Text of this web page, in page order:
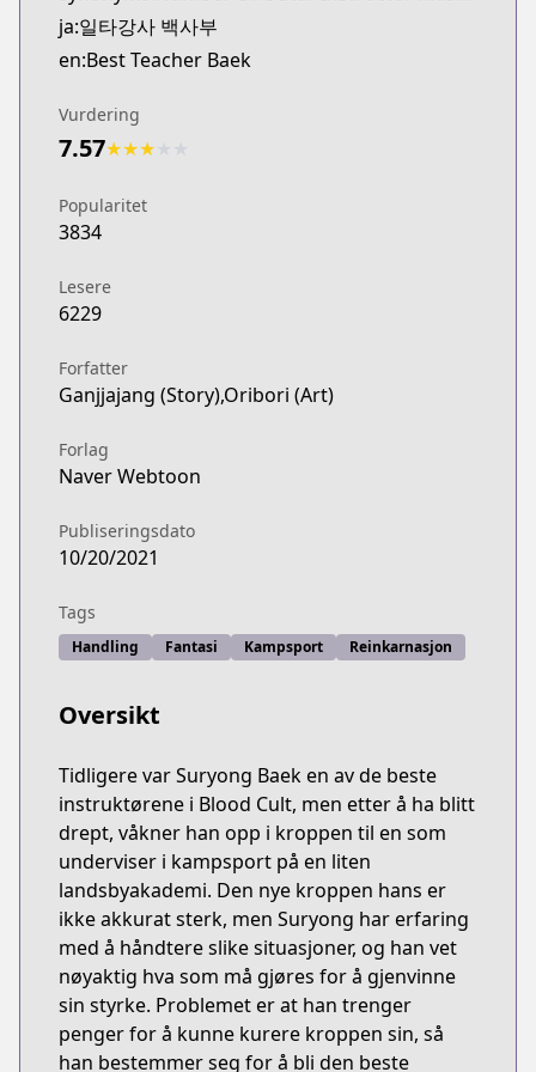
ja:일타강사 백사부
en:Best Teacher Baek
Vurdering
7.57★★★
Popularitet
3834
Lesere
6229
Forfatter
Ganjjajang (Story),Oribori (Art)
Forlag
Naver Webtoon
Publiseringsdato
10/20/2021
Tags
Handling Fantasi Kampsport Reinkarnasjon
Oversikt
Tidligere var Suryong Baek en av de beste
instruktørene i Blood Cult, men etter å ha blitt
drept, våkner han opp i kroppen til en som
underviser i kampsport på en liten
landsbyakademi. Den nye kroppen hans er
ikke akkurat sterk, men Suryong har erfaring
med å håndtere slike situasjoner, og han vet
nøyaktig hva som må gjøres for å gjenvinne
sin styrke. Problemet er at han trenger
penger for å kunne kurere kroppen sin, så
han bestemmer seg for å bli den beste